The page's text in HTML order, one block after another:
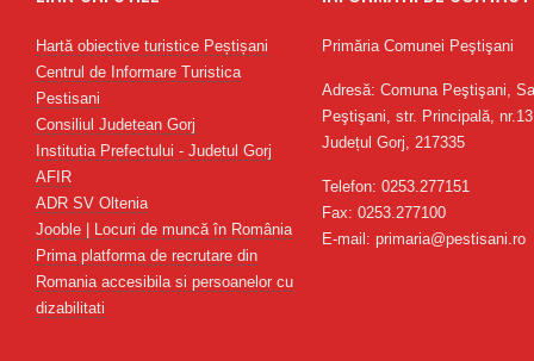
Hartă obiective turistice Peștișani
Centrul de Informare Turistica
Pestisani
Consiliul Judetean Gorj
Institutia Prefectului - Judetul Gorj
AFIR
ADR SV Oltenia
Jooble | Locuri de muncă în România
Prima platforma de recrutare din
Romania accesibila si persoanelor cu
dizabilitati
Primăria Comunei Peştişani
Adresă: Comuna Peştişani,
Peştişani, str. Principală,
Județul Gorj, 217335
Telefon: 0253.277151
Fax: 0253.277100
E-mail: primaria@pestisani.ro